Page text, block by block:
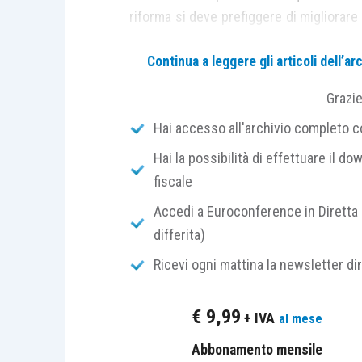
riforma si deve prefiggere di migliorare
tratta tanto di creare una
loro si confà) le varie ipotesi di
investimenti finanziari. Era evidente
nell’audizione parlamentare –
distinzione tra dividendo e plusvalenza
carattere sistematico seppur di minor
Con riferimento alcriterio di cassa
Continua a leggere gli articoli
Hai accesso all'archivio completo
Hai la possibilità di effettuare il
fiscale
Accedi a Euroconference in
differita)
Ricevi ogni mattina la newsletter
€ 9,99 + IVA al mese
Abbonamento mensile